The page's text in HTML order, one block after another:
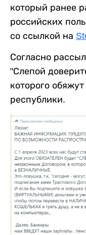
который ранее
российских
со ссылкой на
Согласно
"Слепой
которого
республики.